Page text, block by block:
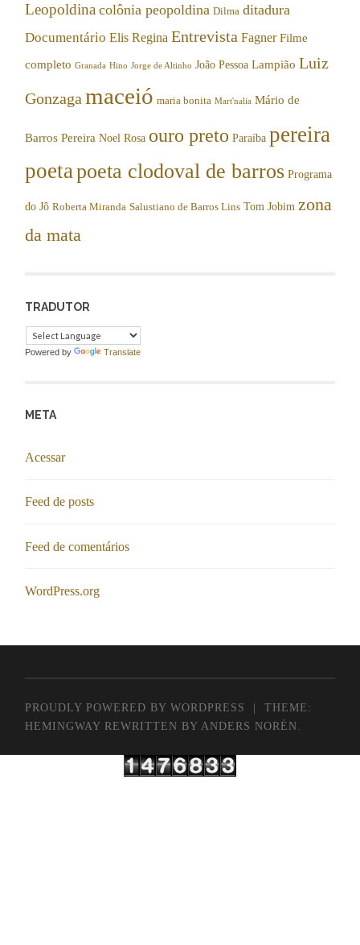
Leopoldina colônia peopoldina Dilma ditadura
Documentário Elis Regina Entrevista Fagner Filme
completo Granada Hino Jorge de Altinho João Pessoa Lampião Luiz
Gonzaga maceió maria bonita Mart'nalia Mário de
Barros Pereira Noel Rosa ouro preto Paraíba pereira
poetapoeta clodoval de barros Programa
do Jô Roberta Miranda Salustiano de Barros Lins Tom Jobim zona
da mata
TRADUTOR
Powered by Translate
META
Acessar
Feed de posts
Feed de comentários
WordPress.org
PROUDLY POWERED BY WORDPRESS
THEME:
HEMINGWAY REWRITTEN BY ANDERS NORÉN